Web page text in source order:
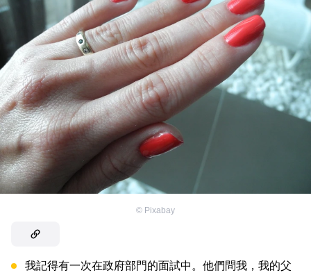
© Pixabay
我記得有一次在政府部門的面試中。他們問我，我的父